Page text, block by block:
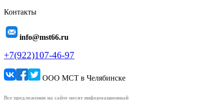
Контакты
info@mst66.ru
+7(922)107-46-97
ООО МСТ в Челябинске
Все предложения на сайте носят информационный